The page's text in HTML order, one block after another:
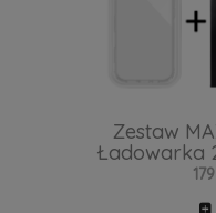
Zestaw
Ładowarka